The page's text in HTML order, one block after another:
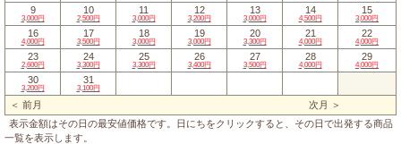
9
3,000円
10
2,500円
11
3,000円
12
3,200円
13
3,000円
14
4,500円
15
3,000円
16
4,000円
17
3,500円
18
3,000円
19
3,000円
20
3,300円
21
4,000円
22
4,000円
23
2,600円
24
3,300円
25
3,300円
26
3,400円
27
3,500円
28
4,000円
29
4,000円
30
3,200円
31
3,100円
＜ 前月
次月 ＞
表示金額はその日の最安値価格です。日にちをクリックすると、その日で出発する商品
一覧を表示します。